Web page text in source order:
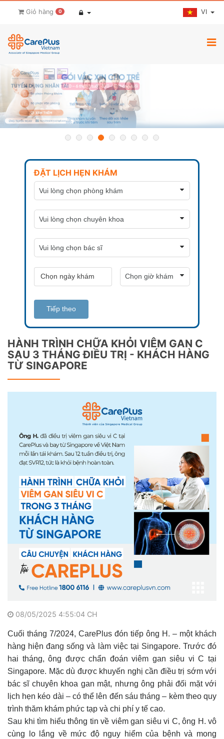
Giỏ hàng 0 VI
ĐẶT LỊCH HẸN KHÁM
Tiếp theo
HÀNH TRÌNH CHỮA KHỎI VIÊM GAN C
SAU 3 THÁNG ĐIỀU TRỊ - KHÁCH HÀNG
TỪ SINGAPORE
08/05/2025 4:55:04 CH
Cuối tháng 7/2024, CarePlus đón tiếp ông H. – một khách
hàng hiện đang sống và làm việc tại Singapore. Trước đó
hai tháng, ông được chẩn đoán viêm gan siêu vi C tại
Singapore. Mặc dù được khuyến nghị cần điều trị sớm với
bác sĩ chuyên khoa gan mật, nhưng ông phải đối mặt với
lịch hẹn kéo dài – có thể lên đến sáu tháng – kèm theo quy
trình thăm khám phức tạp và chi phí y tế cao.
Sau khi tìm hiểu thông tin về viêm gan siêu vi C, ông H. vô
cùng lo lắng về mức độ nguy hiểm của bệnh và mong